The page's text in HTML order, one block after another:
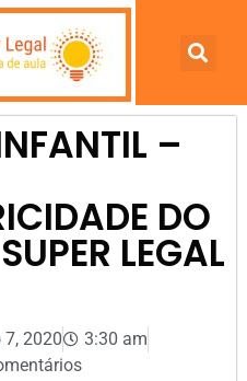
–
DO
LEGAL
2020
3:30 am